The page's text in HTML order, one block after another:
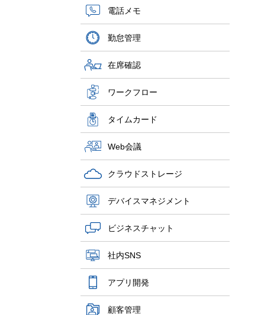
電話メモ
勤怠管理
在席確認
ワークフロー
タイムカード
Web会議
クラウドストレージ
デバイスマネジメント
ビジネスチャット
社内SNS
アプリ開発
顧客管理